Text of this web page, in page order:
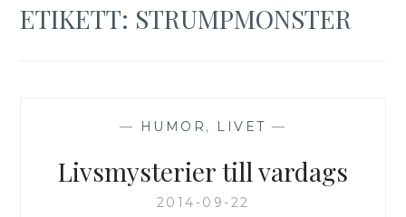
ETIKETT: STRUMPMONSTER
— HUMOR , LIVET —
Livsmysterier till vardags
2014-09-22